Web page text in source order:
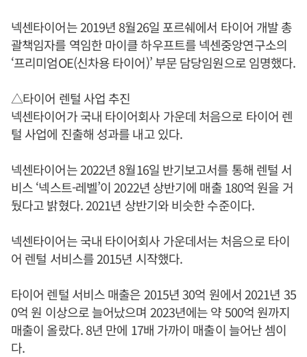
넥센타이어는 2019년 8월26일 포르쉐에서 타이어 개발 총
괄책임자를 역임한 마이클 하우프트를 넥센중앙연구소의
‘프리미엄OE(신차용 타이어)’ 부문 담당임원으로 임명했다.
△타이어 렌털 사업 추진
넥센타이어가 국내 타이어회사 가운데 처음으로 타이어 렌
털 사업에 진출해 성과를 내고 있다.
넥센타이어는 2022년 8월16일 반기보고서를 통해 렌털 서
비스 ‘넥스트-레벨’이 2022년 상반기에 매출 180억 원을 거
뒀다고 밝혔다. 2021년 상반기와 비슷한 수준이다.
넥센타이어는 국내 타이어회사 가운데서는 처음으로 타이
어 렌털 서비스를 2015년 시작했다.
타이어 렌털 서비스 매출은 2015년 30억 원에서 2021년 35
0억 원 이상으로 늘어났으며 2023년에는 약 500억 원까지
매출이 올랐다. 8년 만에 17배 가까이 매출이 늘어난 셈이
다.